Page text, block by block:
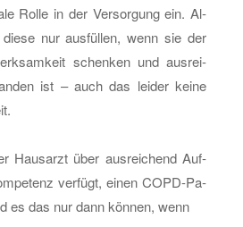
Rolle in der Ver­sor­gung ein. Al­
nur aus­fül­len, wenn sie der
schen­ken und aus­rei­
ist – auch das lei­der keine
Haus­arzt über aus­rei­chend Auf­
ver­fügt, einen COPD-Pa­
es das nur dann kön­nen, wenn